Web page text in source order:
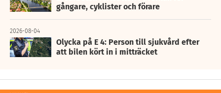
gångare, cyklister och förare
2026-08-04
Olycka på E 4: Person till sjukvård efter
att bilen kört in i mitträcket